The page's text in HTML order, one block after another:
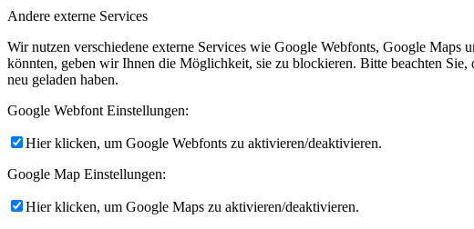
Andere externe Services
Wir nutzen verschiedene externe Services wie Google Webfonts, Google
könnten, geben wir Ihnen die Möglichkeit, sie zu blockieren. Bitte beachten
neu geladen haben.
Google Webfont Einstellungen:
Hier klicken, um Google Webfonts zu aktivieren/deaktivieren.
Google Map Einstellungen:
Hier klicken, um Google Maps zu aktivieren/deaktivieren.